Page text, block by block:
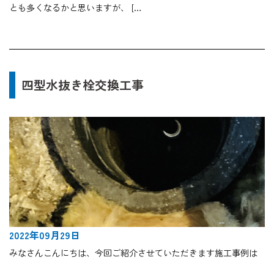
とも多くなるかと思いますが、 […
四型水抜き栓交換工事
2022年09月29日
みなさんこんにちは、今回ご紹介させていただきます施工事例は